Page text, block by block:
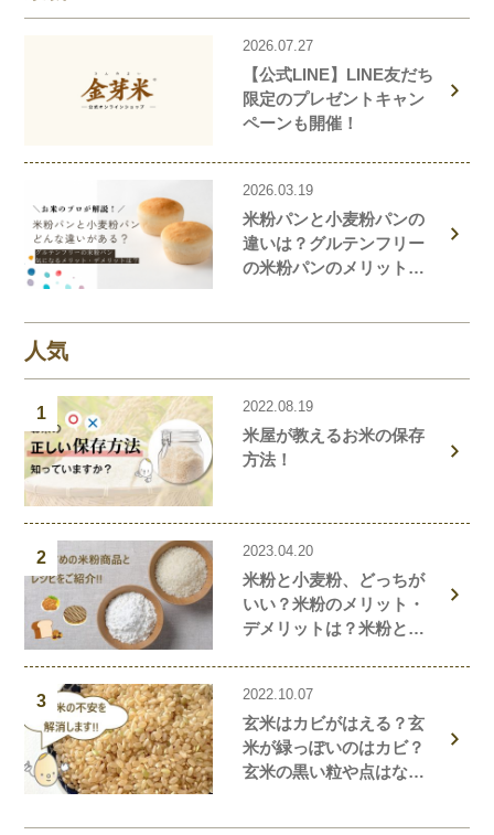
2026.07.27
【公式LINE】LINE友だち
限定のプレゼントキャン
ペーンも開催！
2026.03.19
米粉パンと小麦粉パンの
違いは？グルテンフリー
の米粉パンのメリット・
人気
1 2022.08.19
米屋が教えるお米の保存
方法！
2 2023.04.20
米粉と小麦粉、どっちが
いい？米粉のメリット・
デメリットは？米粉と小
や米粉の簡単レシピもご
紹介！
3 2022.10.07
玄米はカビがはえる？玄
米が緑っぽいのはカビ？
玄米の黒い粒や点はな